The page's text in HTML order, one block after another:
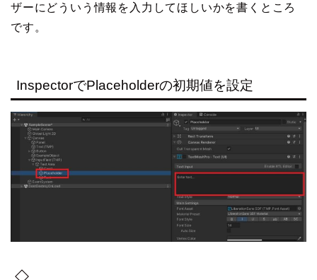
ザーにどういう情報を入力してほしいかを書くところ
です。
InspectorでPlaceholderの初期値を設定